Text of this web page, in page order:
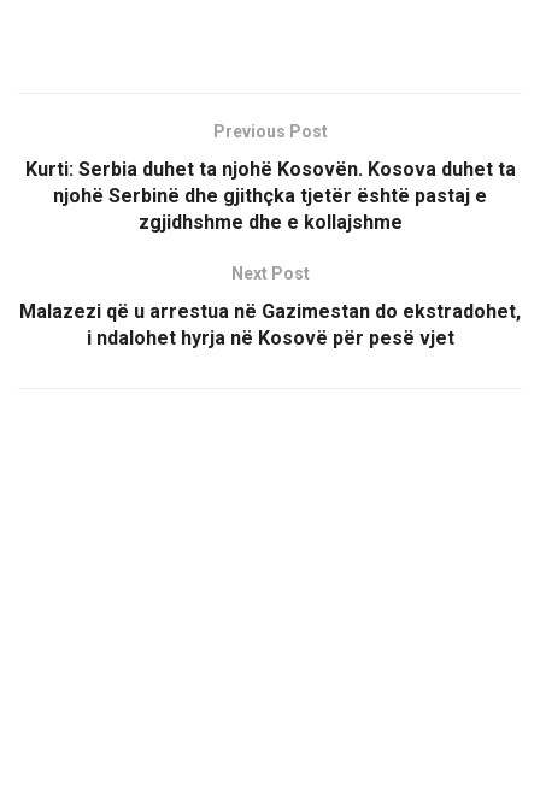
Previous Post
Kurti: Serbia duhet ta njohë Kosovën. Kosova duhet ta
njohë Serbinë dhe gjithçka tjetër është pastaj e
zgjidhshme dhe e kollajshme
Next Post
Malazezi që u arrestua në Gazimestan do ekstradohet,
i ndalohet hyrja në Kosovë për pesë vjet